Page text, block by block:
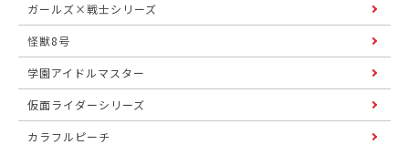
ガールズ×戦士シリーズ
怪獣8号
学園アイドルマスター
仮面ライダーシリーズ
カラフルピーチ